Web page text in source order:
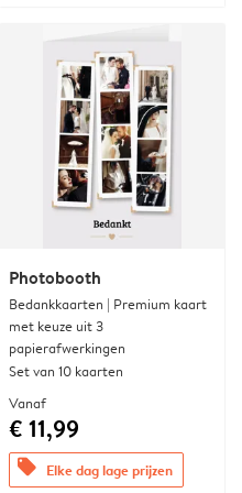
Photobooth
Bedankkaarten | Premium kaart
met keuze uit 3
papierafwerkingen
Set van 10 kaarten
Vanaf
€ 11,99
offers Elke dag lage prijzen